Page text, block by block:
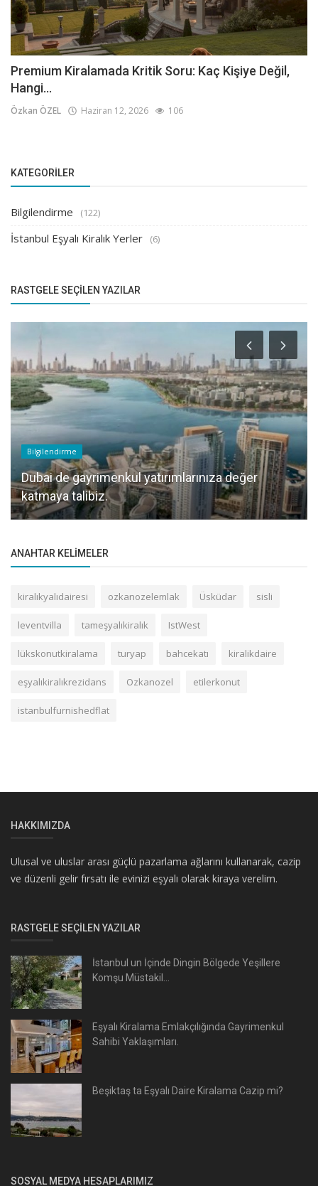
Premium Kiralamada Kritik Soru: Kaç Kişiye Değil,
Hangi...
Özkan ÖZEL Haziran 12, 2026 106
KATEGORILER
Bilgilendirme (122)
İstanbul Eşyalı Kiralık Yerler (6)
RASTGELE SEÇILEN YAZILAR
Bilgilendirme
Dubai de gayrimenkul yatırımlarınıza değer
katmaya talibiz.
ANAHTAR KELIMELER
kiralıkyalıdairesi ozkanozelemlak Üsküdar sisli
leventvilla tameşyalıkiralık IstWest
lükskonutkiralama turyap bahcekatı kiralikdaire
eşyalıkiralıkrezidans Ozkanozel etilerkonut
istanbulfurnishedflat
HAKKIMIZDA
Ulusal ve uluslar arası güçlü pazarlama ağlarını kullanarak, cazip
ve düzenli gelir fırsatı ile evinizi eşyalı olarak kiraya verelim.
RASTGELE SEÇILEN YAZILAR
İstanbul un İçinde Dingin Bölgede Yeşillere
Komşu Müstakil...
Eşyalı Kiralama Emlakçılığında Gayrimenkul
Sahibi Yaklaşımları.
Beşiktaş ta Eşyalı Daire Kiralama Cazip mi?
SOSYAL MEDYA HESAPLARIMIZ